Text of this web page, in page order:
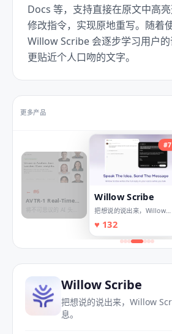
Docs 等，支持直接在原文中高
修改指令，实现原地重写。随着
Willow Scribe 会逐步学习用户
更贴近个人口吻的文字。
更多产品
← #6
AVTR-1 Real-Time
Open Weights
Model
将不可思议的 AI 头像
生成开源
#7
Willow Scribe
把想说的说出来，Willow
Scribe 为你写出完整信息。
♥ 132
Willow Scribe
把想说的说出来，Willow
息。